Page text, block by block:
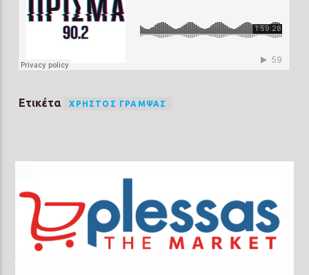
Ετικέτα ΧΡΉΣΤΟΣ ΓΡΆΜΨΑΣ